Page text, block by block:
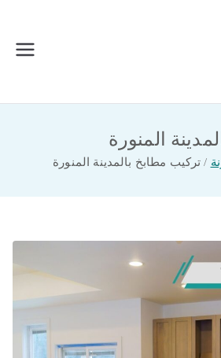
امجاد المدينة للخدمات المنزلية
المنورة
تركيب مطابخ بالمدينة المنورة